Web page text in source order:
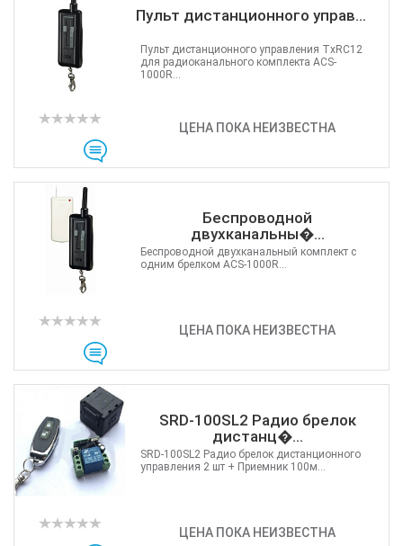
Пульт дистанционного управ...
ЦЕНА ПОКА НЕИЗВЕСТНА
Пульт дистанционного управления TxRC12
для радиоканального комплекта ACS-
1000R...
Беспроводной
двухканальны�...
ЦЕНА ПОКА НЕИЗВЕСТНА
Беспроводной двухканальный комплект с
одним брелком ACS-1000R...
SRD-100SL2 Радио брелок
дистанц�...
ЦЕНА ПОКА НЕИЗВЕСТНА
SRD-100SL2 Радио брелок дистанционного
управления 2 шт + Приемник 100м...